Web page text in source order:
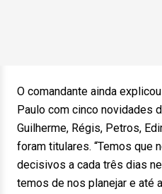
O comandante ainda
Paulo com cinco novidades
Guilherme, Régis, Petros,
foram titulares. “Temos que
decisivos a cada três dias
temos de nos planejar e até